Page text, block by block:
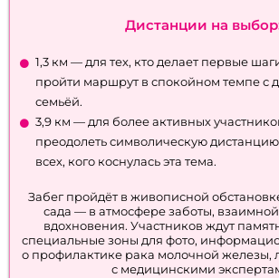
Дистанции на
1,3 км — для тех, кто делает первые
пройти маршрут в спокойном темпе с
семьёй.
3,9 км — для более активных
преодолеть символическую
всех, кого коснулась эта тема.
Забег пройдёт в живописной
сада — в атмосфере заботы,
вдохновения. Участников ждут
специальные зоны для фото,
о профилактике рака молочной железы,
с медицинскими